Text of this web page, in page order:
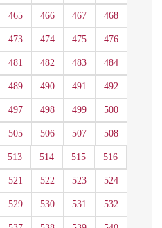
465 466 467 468
473 474 475 476
481 482 483 484
489 490 491 492
497 498 499 500
505 506 507 508
513 514 515 516
521 522 523 524
529 530 531 532